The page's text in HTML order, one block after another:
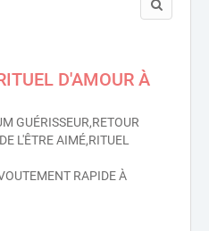
D'AMOUR À
GUÉRISSEUR,RETOUR
L'ÊTRE AIMÉ,RITUEL
RAPIDE À